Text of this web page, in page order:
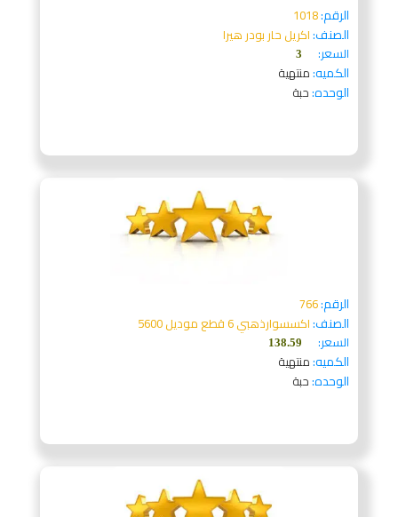
الرقم:1018
الصنف:اكريل حار بودر هيرا
السعر:
3
الكميه:منتهية
الوحده:حبة
الرقم:766
الصنف:اكسسوارذهبي 6 قطع موديل 5600
السعر:
138.59
الكميه:منتهية
الوحده:حبة